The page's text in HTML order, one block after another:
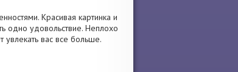
Красивая картинка и
одно удовольствие. Неплохо
вас все больше.